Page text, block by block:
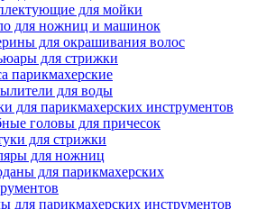
для мойки
для ножниц и машинок
для окрашивания волос
для стрижки
парикмахерские
для воды
для парикмахерских инструментов
головы для причесок
для стрижки
для ножниц
для парикмахерских
для парикмахерских инструментов